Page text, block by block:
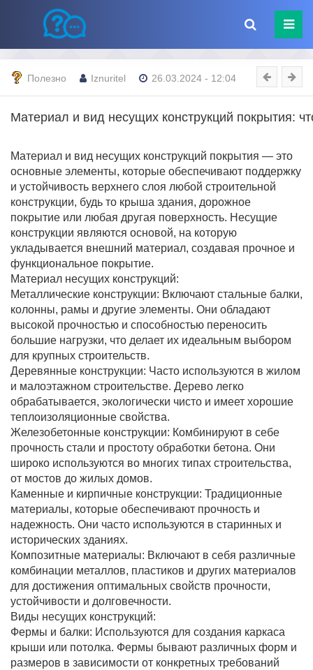
Полезно Iznuritel 26.03.2024 - 12:04
Материал и вид несущих конструкций покрытия:
Материал и вид несущих конструкций покрытия — это
основные элементы, которые обеспечивают поддержку
и устойчивость верхнего слоя любой строительной
конструкции, будь то крыша здания, дорожное
покрытие или любая другая поверхность. Несущие
конструкции являются основой, на которую
укладывается внешний материал, создавая прочное и
функциональное покрытие.
Материал несущих конструкций:
Металлические конструкции: Включают стальные балки,
колонны, рамы и другие элементы. Они обладают
высокой прочностью и способностью переносить
большие нагрузки, что делает их идеальным выбором
для крупных строительств.
Деревянные конструкции: Часто используются в жилом
и малоэтажном строительстве. Дерево легко
обрабатывается, экологически чисто и имеет хорошие
теплоизоляционные свойства.
Железобетонные конструкции: Комбинируют в себе
прочность стали и простоту обработки бетона. Они
широко используются во многих типах строительства,
от мостов до жилых домов.
Каменные и кирпичные конструкции: Традиционные
материалы, которые обеспечивают прочность и
надежность. Они часто используются в старинных и
исторических зданиях.
Композитные материалы: Включают в себя различные
комбинации металлов, пластиков и других материалов
для достижения оптимальных свойств прочности,
устойчивости и долговечности.
Виды несущих конструкций:
Фермы и балки: Используются для создания каркаса
крыши или потолка. Фермы бывают различных форм и
размеров в зависимости от конкретных требований